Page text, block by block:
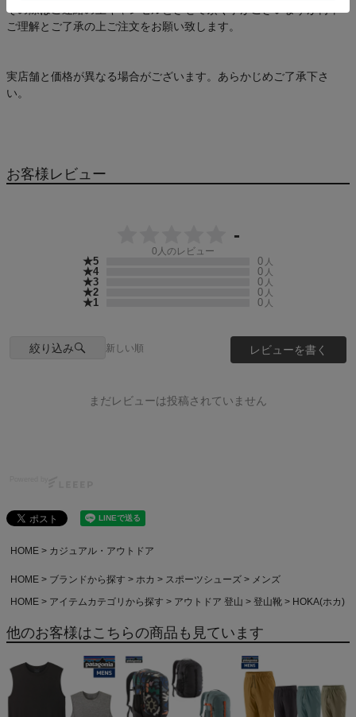
その際はご連絡の上キャンセルとさせて頂く事がございますが何卒
ご理解とご了承の上ご注文をお願い致します。
実店舗と価格が異なる場合がございます。あらかじめご了承下さ
い。
お客様レビュー
-
0 人のレビュー
★5 0 人
★4 0 人
★3 0 人
★2 0 人
★1 0 人
絞り込み 新しい順 レビューを書く
まだレビューは投稿されていません
HOME カジュアル・アウトドア
HOME ブランドから探す ホカ スポーツシューズ
メンズ
HOME
アイテムカテゴリから探す アウトドア 登山 登山靴 HOKA(ホカ)
他のお客様はこちらの商品も見ています